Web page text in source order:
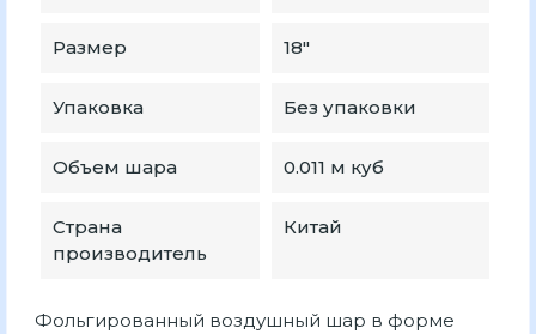
Размер 18″
Упаковка Без упаковки
Объем шара 0.011 м куб
Страна
производитель
Китай
Фольгированный воздушный шар в форме